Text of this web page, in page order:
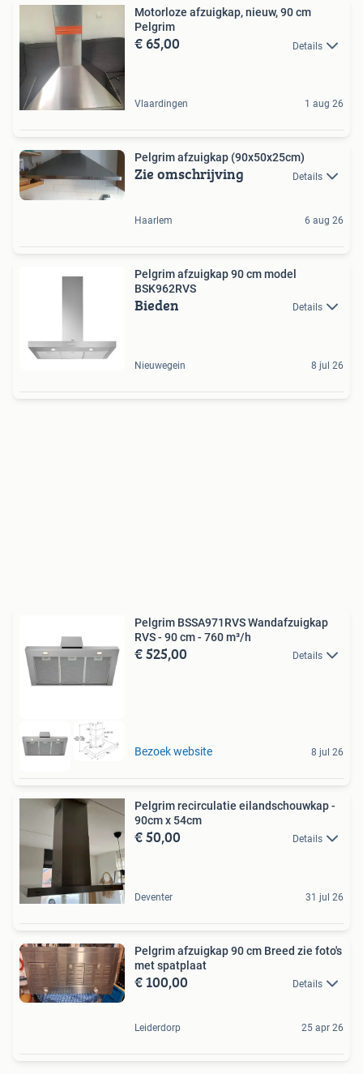
Motorloze afzuigkap, nieuw, 90 cm
Pelgrim
€ 65,00 Details
Vlaardingen 1 aug 26
Pelgrim afzuigkap (90x50x25cm)
Zie omschrijving Details
Haarlem 6 aug 26
Pelgrim afzuigkap 90 cm model
BSK962RVS
Bieden Details
Nieuwegein 8 jul 26
Pelgrim BSSA971RVS Wandafzuigkap
RVS - 90 cm - 760 m³/h
€ 525,00 Details
Bezoek website 8 jul 26
Pelgrim recirculatie eilandschouwkap -
90cm x 54cm
€ 50,00 Details
Deventer 31 jul 26
Pelgrim afzuigkap 90 cm Breed zie foto's
met spatplaat
€ 100,00 Details
Leiderdorp 25 apr 26